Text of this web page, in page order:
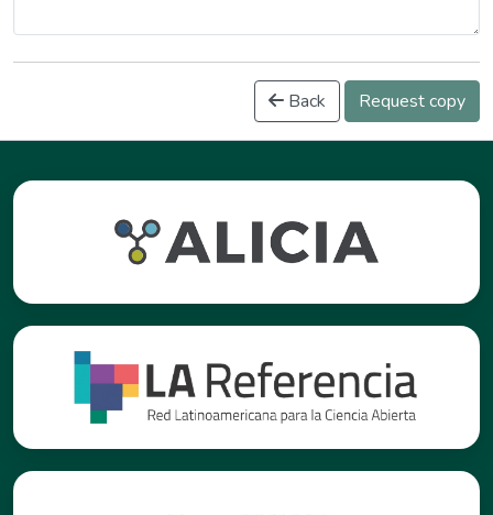
Back Request copy